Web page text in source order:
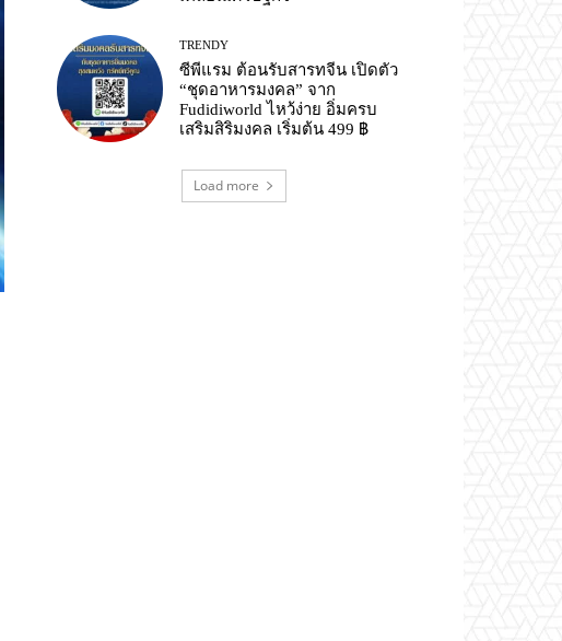
TRENDY
ซีพีแรม ต้อนรับสารทจีน เปิดตัว
“ชุดอาหารมงคล” จาก
Fudidiworld ไหว้ง่าย อิ่มครบ
เสริมสิริมงคล เริ่มต้น 499 ฿
Load more